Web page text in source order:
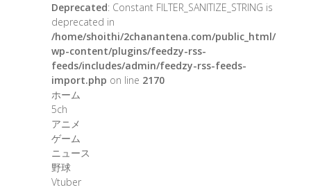
Deprecated: Constant FILTER_SANITIZE_STRING is
deprecated in
/home/shoithi/2chanantena.com/public_html/
wp-content/plugins/feedzy-rss-
feeds/includes/admin/feedzy-rss-feeds-
import.php on line 2170
ホーム
5ch
アニメ
ゲーム
ニュース
野球
Vtuber